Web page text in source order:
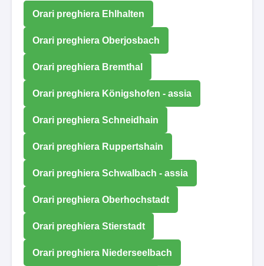
Orari preghiera Ehlhalten
Orari preghiera Oberjosbach
Orari preghiera Bremthal
Orari preghiera Königshofen - assia
Orari preghiera Schneidhain
Orari preghiera Ruppertshain
Orari preghiera Schwalbach - assia
Orari preghiera Oberhochstadt
Orari preghiera Stierstadt
Orari preghiera Niederseelbach